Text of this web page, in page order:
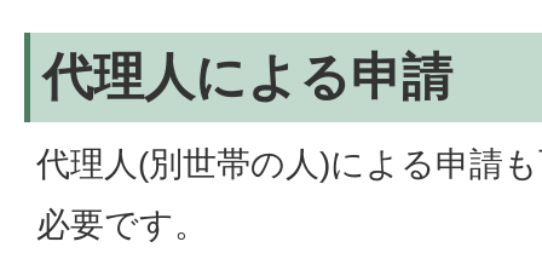
代理人による申請
代理人(別世帯の人)による申請
必要です。